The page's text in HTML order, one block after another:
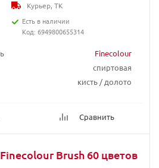
Finecolour
спиртовая
кисть / долото
Сравнить
Курьер, ТК
Есть в наличии
Код: 6949800655314
Brush 60 цветов